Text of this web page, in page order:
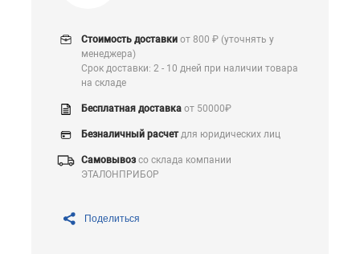
Стоимость доставки от 800 ₽ (уточнять у
менеджера)
Срок доставки: 2 - 10 дней при наличии товара
на складе
Бесплатная доставка от 50000₽
Безналичный расчетдля юридических лиц
Самовывозсо склада компании
ЭТАЛОНПРИБОР
Поделиться